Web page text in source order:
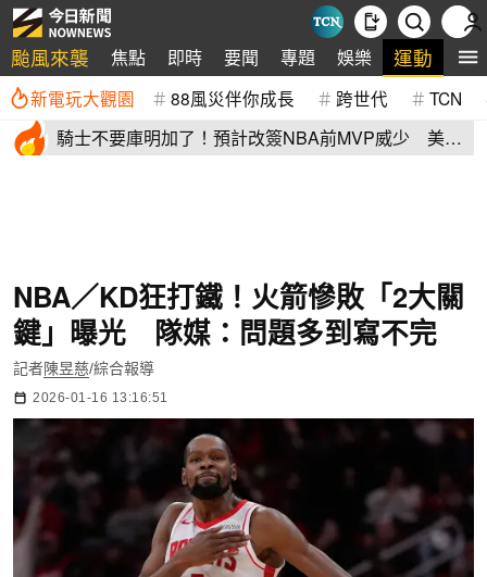
颱風來襲 焦點 即時 要聞 專題 娛樂 運動 全
新電玩大觀園 88風災伴你成長 跨世代 TCN
騎士不要庫明加了！預計改簽NBA前MVP威少 美
NBA／KD狂打鐵！火箭慘敗「2大關
鍵」曝光 隊媒：問題多到寫不完
記者陳昱慈/綜合報導
2026-01-16 13:16:51